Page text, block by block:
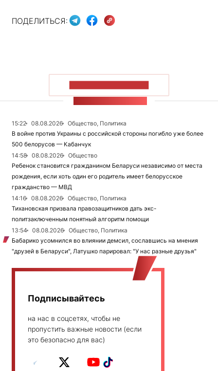
ПОДЕЛИТЬСЯ:
15:22 08.08.2026
Общество, Политика
В войне против Украины с российской стороны погибло уже более
500 белорусов — Кабанчук
14:58
08.08.2026
Общество
Ребенок становится гражданином Беларуси независимо от места
рождения, если хоть один его родитель имеет белорусское
гражданство — МВД
14:16
08.08.2026
Общество, Политика
Тихановская призвала правозащитников дать экс-
политзаключенным понятный алгоритм помощи
13:54
08.08.2026
Общество, Политика
Бабарико усомнился во влиянии демсил, сославшись на мнения
"друзей в Беларуси", Латушко парировал: "У нас разные друзья"
Подписывайтесь
на нас в соцсетях, чтобы не
пропустить важные новости (если
это безопасно для вас)